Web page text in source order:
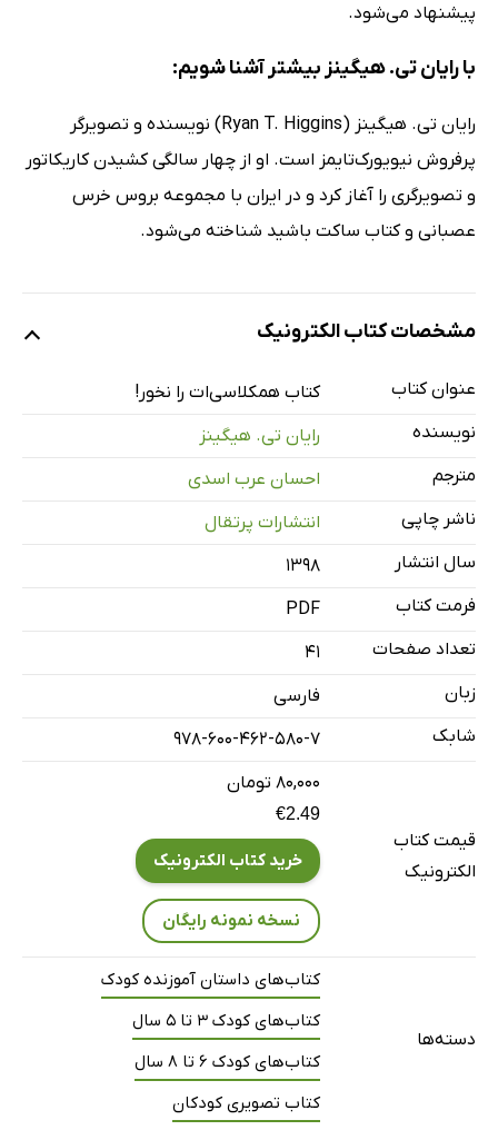
پیشنهاد می‌شود.
با رایان تی. هیگینز بیشتر آشنا شویم:
رایان تی. هیگینز (Ryan T. Higgins) نویسنده و تصویرگر
پرفروش نیویورک‌تایمز است. او از چهار سالگی کشیدن کاریکاتور
و تصویرگری را آغاز کرد و در ایران با مجموعه بروس خرس
عصبانی و کتاب ساکت باشید شناخته می‌شود.
مشخصات کتاب الکترونیک
عنوان کتاب
کتاب ھمکلاسی‌ات را نخور!
نویسنده
رایان تی. هیگینز
مترجم
احسان عرب اسدی
ناشر چاپی
انتشارات پرتقال
سال انتشار
۱۳۹۸
فرمت کتاب
PDF
تعداد صفحات
41
زبان
فارسی
شابک
978-600-462-580-7
قیمت کتاب
الکترونیک
۸۰,۰۰۰ تومان
€2.49
خرید کتاب الکترونیک
نسخه نمونه رایگان
دسته‌ها
کتاب‌های داستان آموزنده کودک
کتاب‌های کودک 3 تا 5 سال
کتاب‌های کودک 6 تا 8 سال
کتاب تصویری کودکان